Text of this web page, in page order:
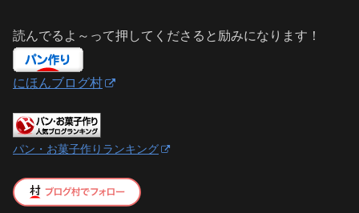
読んでるよ～って押してくださると励みになります！
にほんブログ村
パン・お菓子作りランキング